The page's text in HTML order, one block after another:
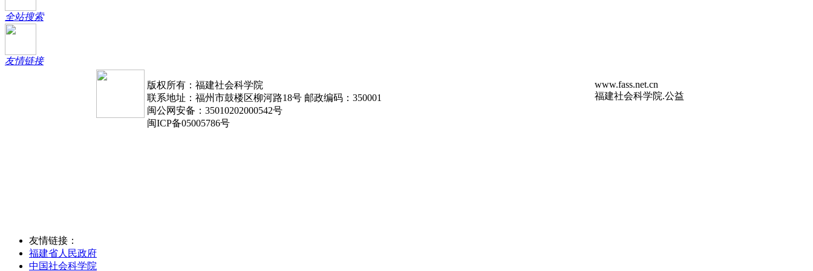
全站搜索
友情链接
版权所有：福建社会科学院
联系地址：福州市鼓楼区柳河路18号 邮政编码：350001
闽公网安备：35010202000542号
闽ICP备05005786号
www.fass.net.cn
福建社会科学院.公益
友情链接：
福建省人民政府
中国社会科学院